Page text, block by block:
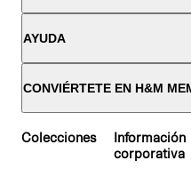
AYUDA
CONVIÉRTETE EN H&M
Colecciones
Información
corporativa